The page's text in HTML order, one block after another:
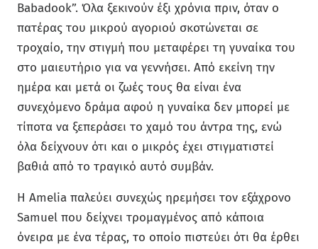
Babadook”. Όλα ξεκινούν έξι χρόνια πριν, όταν ο
πατέρας του μικρού αγοριού σκοτώνεται σε
τροχαίο, την στιγμή που μεταφέρει τη γυναίκα του
στο μαιευτήριο για να γεννήσει. Από εκείνη την
ημέρα και μετά οι ζωές τους θα είναι ένα
συνεχόμενο δράμα αφού η γυναίκα δεν μπορεί με
τίποτα να ξεπεράσει το χαμό του άντρα της, ενώ
όλα δείχνουν ότι και ο μικρός έχει στιγματιστεί
βαθιά από το τραγικό αυτό συμβάν.
Η Amelia παλεύει συνεχώς ηρεμήσει τον εξάχρονο
Samuel που δείχνει τρομαγμένος από κάποια
όνειρα με ένα τέρας, το οποίο πιστεύει ότι θα έρθει